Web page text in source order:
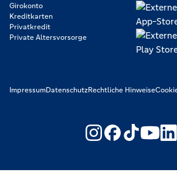
Girokonto
Kreditkarten
Privatkredit
Private Altersvorsorge
ImpressumDatenschutzRechtliche Hinweise
https://